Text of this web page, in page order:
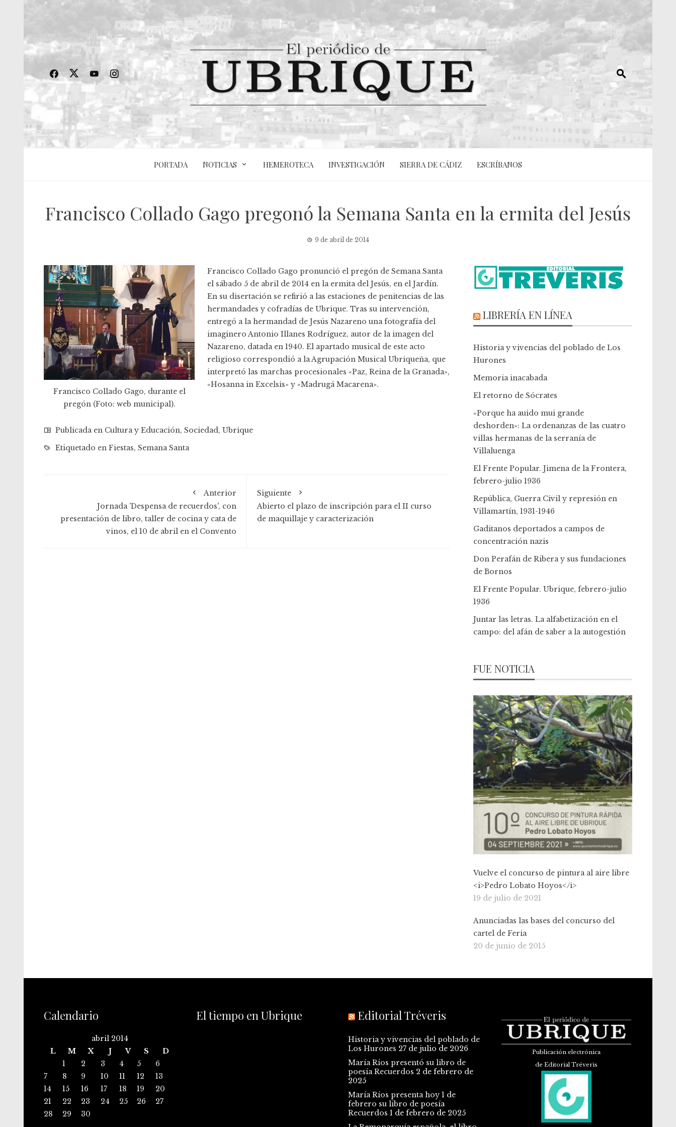
PORTADA NOTICIAS HEMEROTECA INVESTIGACIÓN SIERRA DE CÁDIZ ESCRÍBANOS
Francisco Collado Gago pregonó la Semana Santa en la ermita del Jesús
9 de abril de 2014
Francisco Collado Gago, durante el
pregón (Foto: web municipal).
Francisco Collado Gago pronunció el pregón de Semana Santa
el sábado 5 de abril de 2014 en la ermita del Jesús, en el Jardín.
En su disertación se refirió a las estaciones de penitencias de las
hermandades y cofradías de Ubrique. Tras su intervención,
entregó a la hermandad de Jesús Nazareno una fotografía del
imaginero Antonio Illanes Rodríguez, autor de la imagen del
Nazareno, datada en 1940. El apartado musical de este acto
religioso correspondió a la Agrupación Musical Ubriqueña, que
interpretó las marchas procesionales «Paz, Reina de la Granada»,
«Hosanna in Excelsis» y «Madrugá Macarena».
Publicada en Cultura y Educación, Sociedad , Ubrique
Etiquetado en Fiestas, Semana Santa
Anterior
Jornada 'Despensa de recuerdos', con
presentación de libro, taller de cocina y cata de
vinos, el 10 de abril en el Convento
Siguiente
Abierto el plazo de inscripción para el II curso
de maquillaje y caracterización
LIBRERÍA EN LÍNEA
Historia y vivencias del poblado de Los
Hurones
Memoria inacabada
El retorno de Sócrates
«Porque ha auido mui grande
deshorden»: La ordenanzas de las cuatro
villas hermanas de la serranía de
Villaluenga
El Frente Popular. Jimena de la Frontera,
febrero-julio 1936
República, Guerra Civil y represión en
Villamartín, 1931-1946
Gaditanos deportados a campos de
concentración nazis
Don Perafán de Ribera y sus fundaciones
de Bornos
El Frente Popular. Ubrique, febrero-julio
1936
Juntar las letras. La alfabetización en el
campo: del afán de saber a la autogestión
FUE NOTICIA
Vuelve el concurso de pintura al aire libre
<i>Pedro Lobato Hoyos</i>
19 de julio de 2021
Anunciadas las bases del concurso del
cartel de Feria
20 de junio de 2015
Calendario
abril 2014
L
M X J V S
D
1
2 3 4 5
6
7
8 9 10 11 12
13
14
15 16 17 18 19
20
21
22 23 24 25 26
27
28
29 30
El tiempo en Ubrique Editorial Tréveris
Historia y vivencias del poblado de
Los Hurones 27 de julio de 2026
María Ríos presentó su libro de
poesía Recuerdos 2 de febrero de
2025
María Ríos presenta hoy 1 de
febrero su libro de poesía
Recuerdos 1 de febrero de 2025
Publicación electrónica
de Editorial Tréveris